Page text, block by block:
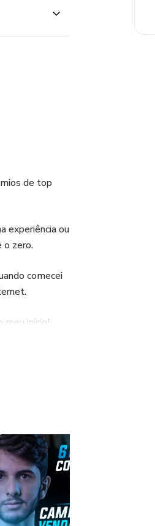
de top
experiência ou
o zero.
comecei
meu início!